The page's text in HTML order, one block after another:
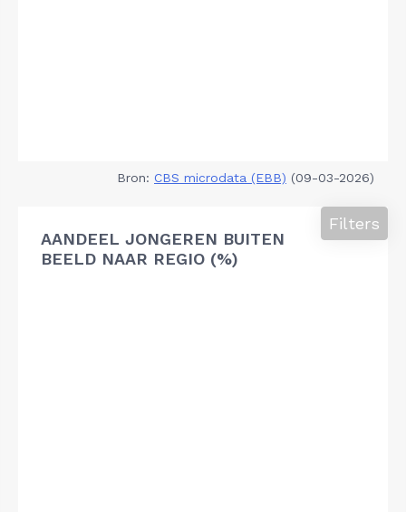
Bron: CBS microdata (EBB) (09-03-2026)
AANDEEL JONGEREN BUITEN
BEELD NAAR REGIO (%)
Filters